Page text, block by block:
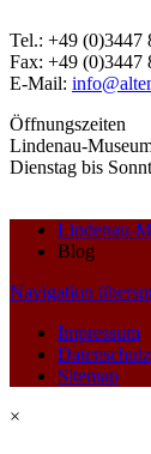
Tel.: +49 (0)3447
Fax: +49 (0)3447
E-Mail:
Öffnungszeiten
Lindenau-
Dienstag bis
Lindenau-
Blog
Navigation
Impressum
Datenschutz
Sitemap
×